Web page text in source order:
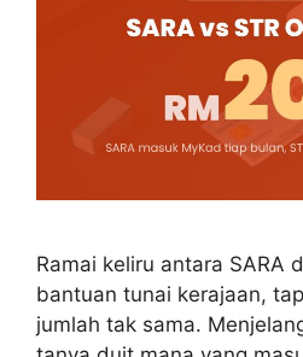
Ramai keliru antara SARA
bantuan tunai kerajaan,
jumlah tak sama.